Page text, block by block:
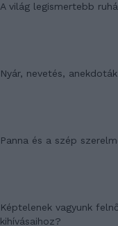
A világ legismertebb
Nyár, nevetés, anekdoták
Panna és a szép
Képtelenek vagyunk
kihívásaihoz?